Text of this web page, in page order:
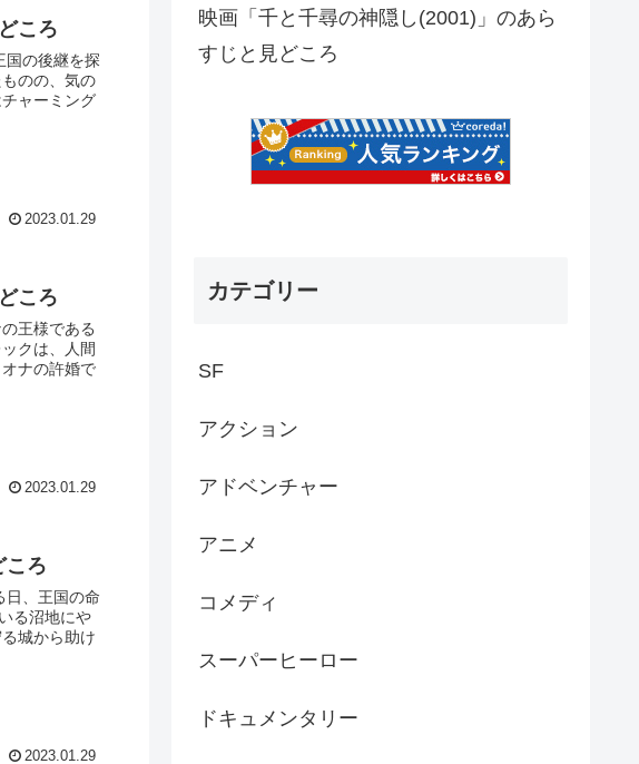
ころ
2023.01.29
ころ
王様である
2023.01.29
ころ
る沼地にや
2023.01.29
映画「千と千尋の神隠し(2001)」のあら
すじと見どころ
カテゴリー
SF
アクション
アドベンチャー
アニメ
コメディ
スーパーヒーロー
ドキュメンタリー